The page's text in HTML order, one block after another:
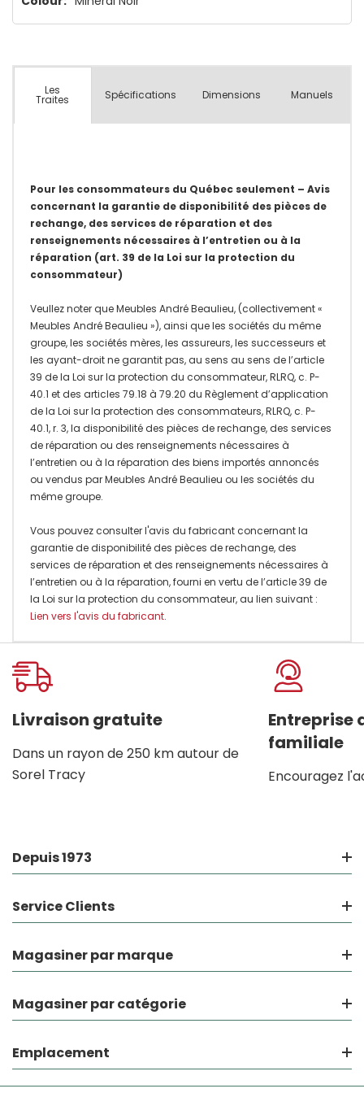
reste
que
Les
Traites Spécifications Dimensions Manuels
Pour les consommateurs du Québec seulement – Avis
concernant la garantie de disponibilité des pièces de
rechange, des services de réparation et des
renseignements nécessaires à l’entretien ou à la
réparation (art. 39 de la Loi sur la protection du
consommateur)
Veullez noter que Meubles André Beaulieu, (collectivement «
Meubles André Beaulieu »), ainsi que les sociétés du même
groupe, les sociétés mères, les assureurs, les successeurs et
les ayant-droit ne garantit pas, au sens au sens de l’article
39 de la Loi sur la protection du consommateur, RLRQ, c. P-
40.1 et des articles 79.18 à 79.20 du Règlement d’application
de la Loi sur la protection des consommateurs, RLRQ, c. P-
40.1, r. 3, la disponibilité des pièces de rechange, des services
de réparation ou des renseignements nécessaires à
l’entretien ou à la réparation des biens importés annoncés
ou vendus par Meubles André Beaulieu ou les sociétés du
même groupe.
Vous pouvez consulter l'avis du fabricant concernant la
garantie de disponibilité des pièces de rechange, des
services de réparation et des renseignements nécessaires à
l’entretien ou à la réparation, fourni en vertu de l’article 39 de
la Loi sur la protection du consommateur, au lien suivant :
Lien vers l'avis du fabricant.
Onglet
personnalisé
Livraison gratuite
Dans un rayon de 250 km autour de
Sorel Tracy
Entreprise
familiale
Encouragez
Depuis 1973
Service Clients
Magasiner par marque
Magasiner par catégorie
Emplacement